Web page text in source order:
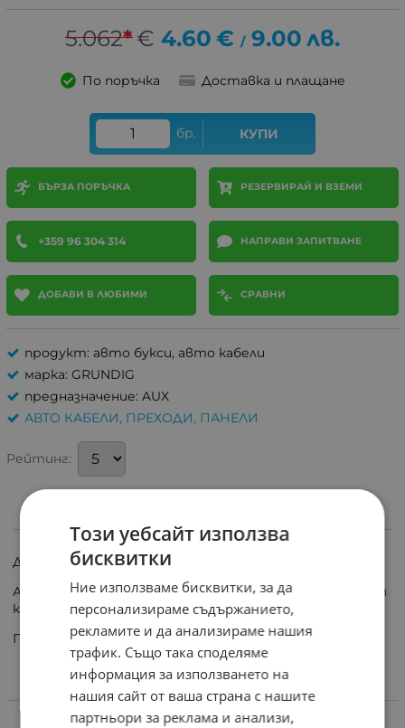
5.062*€ 4.60 € / 9.00 лв.
По поръчка Доставка и плащане
бр. КУПИ
БЪРЗА ПОРЪЧКА РЕЗЕРВИРАЙ И ВЗЕМИ
+359 96 304 314 НАПРАВИ ЗАПИТВАНЕ
ДОБАВИ В ЛЮБИМИ СРАВНИ
продукт: авто букси, авто кабели
марка: GRUNDIG
предназначение: AUX
АВТО КАБЕЛИ, ПРЕХОДИ, ПАНЕЛИ
Рейтинг:
ИНФОРМАЦИЯ
Доставка до 5 работни дни!
Автомобилна адапторна букса чинч женски /RCA/ към
конектор AUX Grundig.
Предназначен за марка радио: Grundig
ХАРАКТЕРИСТИКИ
Този уебсайт използва
бисквитки
Ние използваме бисквитки, за да
персонализираме съдържанието,
рекламите и да анализираме нашия
трафик. Също така споделяме
информация за използването на
нашия сайт от ваша страна с нашите
партньори за реклама и анализи,